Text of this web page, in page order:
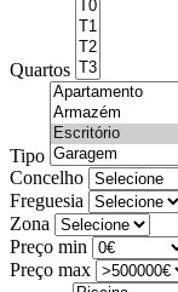
Quartos
Tipo
Concelho
Freguesia
Zona
Preço min
Preço max